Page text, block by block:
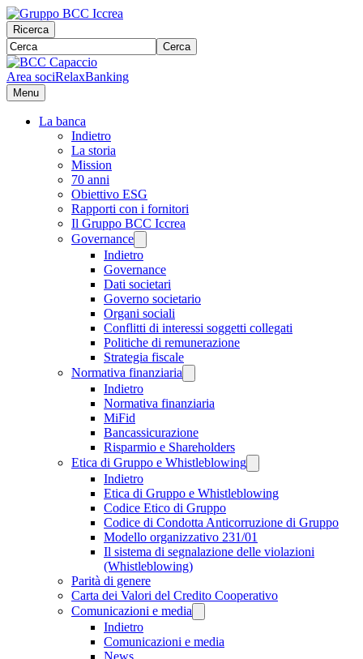
Ricerca
Cerca
Area sociRelaxBanking
Menu
La banca
Indietro
La storia
Mission
70 anni
Obiettivo ESG
Rapporti con i fornitori
Il Gruppo BCC Iccrea
Governance
Indietro
Governance
Dati societari
Governo societario
Organi sociali
Conflitti di interessi soggetti collegati
Politiche di remunerazione
Strategia fiscale
Normativa finanziaria
Indietro
Normativa finanziaria
MiFid
Bancassicurazione
Risparmio e Shareholders
Etica di Gruppo e Whistleblowing
Indietro
Etica di Gruppo e Whistleblowing
Codice Etico di Gruppo
Codice di Condotta Anticorruzione di Gruppo
Modello organizzativo 231/01
Il sistema di segnalazione delle violazioni
(Whistleblowing)
Parità di genere
Carta dei Valori del Credito Cooperativo
Comunicazioni e media
Indietro
Comunicazioni e media
News